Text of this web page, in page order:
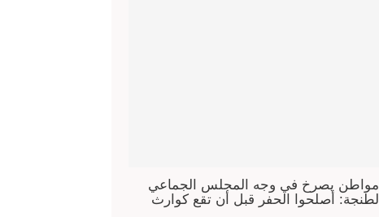
مواطن يصرخ في وجه المجلس الجماعي
لطنجة: أصلحوا الحفر قبل أن تقع كوارث